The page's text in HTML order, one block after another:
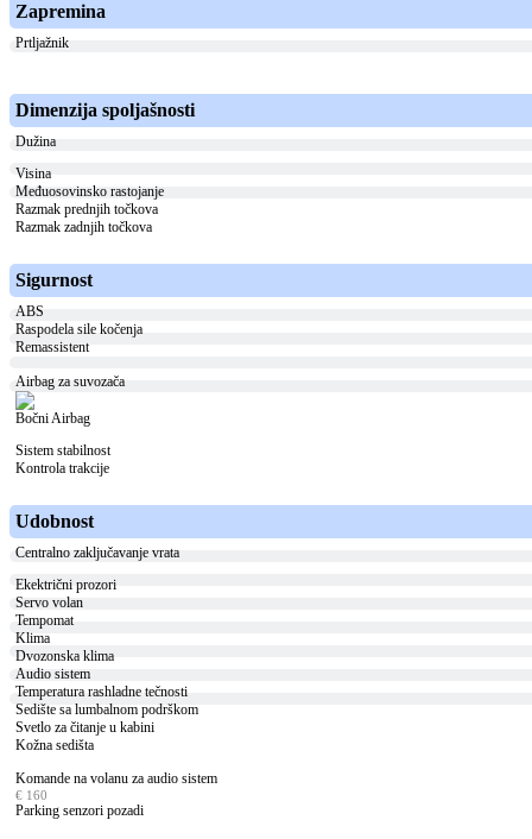
Zapremina
Prtljažnik
Dimenzija spoljašnosti
Dužina
Visina
Međuosovinsko rastojanje
Razmak prednjih točkova
Razmak zadnjih točkova
Sigurnost
ABS
Raspodela sile kočenja
Remassistent
Airbag za suvozača
Bočni Airbag
Sistem stabilnost
Kontrola trakcije
Udobnost
Centralno zaključavanje vrata
Ekektrični prozori
Servo volan
Tempomat
Klima
Dvozonska klima
Audio sistem
Temperatura rashladne tečnosti
Sedište sa lumbalnom podrškom
Svetlo za čitanje u kabini
Kožna sedišta
Komande na volanu za audio sistem
€ 160
Parking senzori pozadi